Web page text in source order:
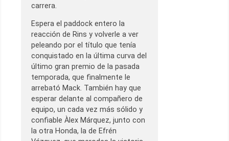
carrera.
Espera el paddock entero la
reacción de Rins y volverle a ver
peleando por el título que tenía
conquistado en la última curva del
último gran premio de la pasada
temporada, que finalmente le
arrebató Mack. También hay que
esperar delante al compañero de
equipo, un cada vez más sólido y
confiable Àlex Márquez, junto con
la otra Honda, la de Efrén